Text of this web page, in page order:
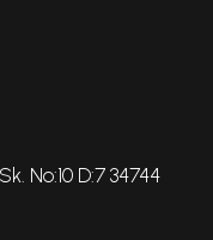
No:10 D:7 34744